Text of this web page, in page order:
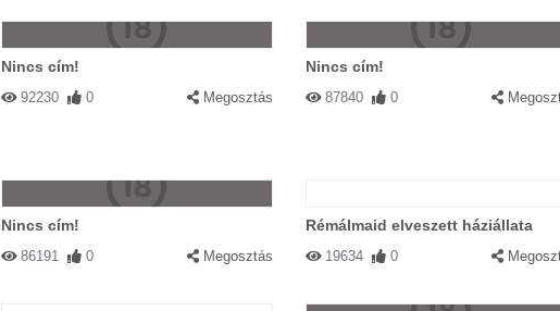
Nincs cím!
92230 0 Megosztás
Nincs cím!
87840 0
Nincs cím!
86191 0 Megosztás
Rémálmaid elveszett háziállata
19634 0